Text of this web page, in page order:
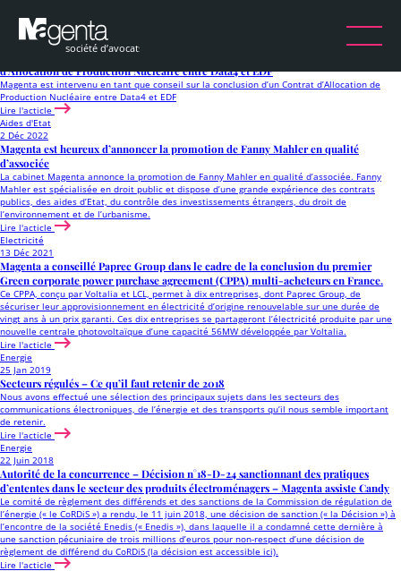
Étiquette :
Energie
7 Oct 2025
Magenta est intervenu en tant que conseil sur la conclusion d’un Contrat
d’Allocation de Production Nucléaire entre Data4 et EDF
Magenta est intervenu en tant que conseil sur la conclusion d’un Contrat d’Allocation de
Production Nucléaire entre Data4 et EDF
Lire l'acticle
Aides d'Etat
2 Déc 2022
Magenta est heureux d’annoncer la promotion de Fanny Mahler en qualité
d’associée
La cabinet Magenta annonce la promotion de Fanny Mahler en qualité d’associée. Fanny
Mahler est spécialisée en droit public et dispose d’une grande expérience des contrats
publics, des aides d’Etat, du contrôle des investissements étrangers, du droit de
l’environnement et de l’urbanisme.
Lire l'acticle
Electricité
13 Déc 2021
Magenta a conseillé Paprec Group dans le cadre de la conclusion du premier
Green corporate power purchase agreement (CPPA) multi-acheteurs en France.
Ce CPPA, conçu par Voltalia et LCL, permet à dix entreprises, dont Paprec Group, de
sécuriser leur approvisionnement en électricité d’origine renouvelable sur une durée de
vingt ans à un prix garanti. Ces dix entreprises se partageront l’électricité produite par une
nouvelle centrale photovoltaïque d’une capacité 56MW développée par Voltalia.
Lire l'acticle
Energie
25 Jan 2019
Secteurs régulés – Ce qu’il faut retenir de 2018
Nous avons effectué une sélection des principaux sujets dans les secteurs des
communications électroniques, de l’énergie et des transports qu’il nous semble important
de retenir.
Lire l'acticle
Energie
22 Juin 2018
Autorité de la concurrence – Décision n°18-D-24 sanctionnant des pratiques
d’ententes dans le secteur des produits électroménagers – Magenta assiste Candy
Le comité de règlement des différends et des sanctions de la Commission de régulation de
l’énergie (« le CoRDiS ») a rendu, le 11 juin 2018, une décision de sanction (« la Décision ») à
l’encontre de la société Enedis (« Enedis »), dans laquelle il a condamné cette dernière à
une sanction pécuniaire de trois millions d’euros pour non-respect d’une décision de
règlement de différend du CoRDiS (la décision est accessible ici).
Lire l'acticle